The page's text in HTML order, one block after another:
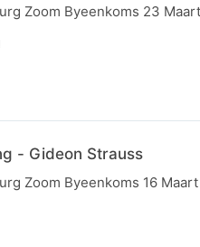
Zoom Byeenkoms 23
- Gideon Strauss
Zoom Byeenkoms 16